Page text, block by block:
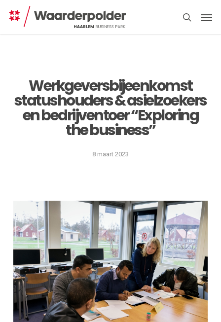
search
Werkgeversbijeenkomst
statushouders & asielzoekers
en bedrijventoer “Exploring
the business”
8 maart 2023
Direct
regelen